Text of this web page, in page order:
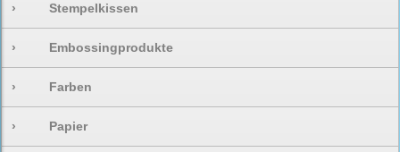
› Stempelkissen
› Embossingprodukte
› Farben
› Papier